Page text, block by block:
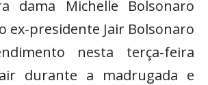
dama Michelle Bolsonaro
ex-presidente Jair Bolsonaro
nesta terça-feira
durante a madrugada e